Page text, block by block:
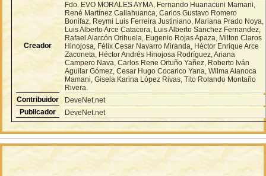
Creador
Fdo. EVO MORALES AYMA, Fernando Huanacuni Mamani,
René Martínez Callahuanca, Carlos Gustavo Romero
Bonifaz, Reymi Luis Ferreira Justiniano, Mariana Prado Noya,
Luis Alberto Arce Catacora, Luis Alberto Sanchez Fernandez,
Rafael Alarcón Orihuela, Eugenio Rojas Apaza, Milton Claros
Hinojosa, Félix Cesar Navarro Miranda, Héctor Enrique Arce
Zaconeta, Héctor Andrés Hinojosa Rodríguez, Ariana
Campero Nava, Carlos Rene Ortuño Yañez, Roberto Iván
Aguilar Gómez, Cesar Hugo Cocarico Yana, Wilma Alanoca
Mamani, Gisela Karina López Rivas, Tito Rolando Montaño
Rivera.
Contribuidor
DeveNet.net
Publicador
DeveNet.net